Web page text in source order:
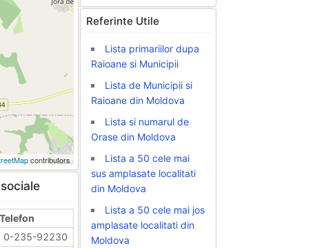
contributors
Telefon
0-235-92230
Referinte Utile
Lista primariilor dupa
Raioane si Municipii
Lista de Municipii si
Raioane din Moldova
Lista si numarul de
Orase din Moldova
Lista a 50 cele mai
sus amplasate localitati
din Moldova
Lista a 50 cele mai jos
amplasate localitati din
Moldova